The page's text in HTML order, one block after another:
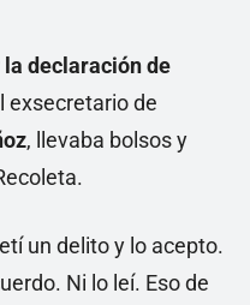
declaración de
exsecretario de
, llevaba bolsos y
un delito y lo acepto.
Ni lo leí. Eso de